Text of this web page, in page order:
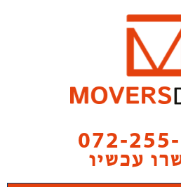
072-
עכשיו